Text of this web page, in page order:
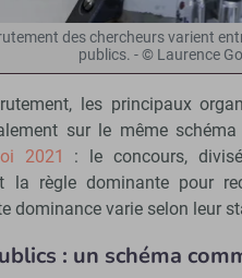
des chercheurs varient
publics. - © Laurence
les principaux
sur le même schéma
2021
: le concours,
la règle dominante pour
dominance varie selon leur
: un schéma